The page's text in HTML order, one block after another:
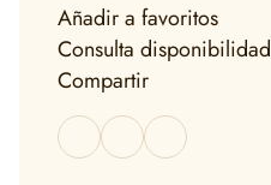
Añadir a favoritos
Consulta disponibilidad
Compartir